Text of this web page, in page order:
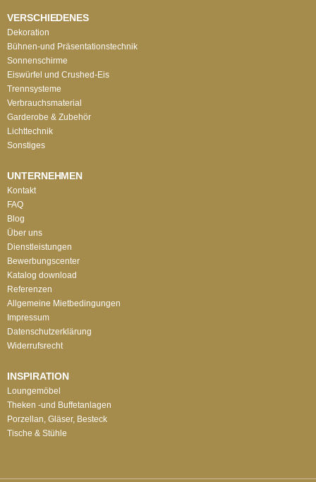
VERSCHIEDENES
Dekoration
Bühnen-und Präsentationstechnik
Sonnenschirme
Eiswürfel und Crushed-Eis
Trennsysteme
Verbrauchsmaterial
Garderobe & Zubehör
Lichttechnik
Sonstiges
UNTERNEHMEN
Kontakt
FAQ
Blog
Über uns
Dienstleistungen
Bewerbungscenter
Katalog download
Referenzen
Allgemeine Mietbedingungen
Impressum
Datenschutzerklärung
Widerrufsrecht
INSPIRATION
Loungemöbel
Theken -und Buffetanlagen
Porzellan, Gläser, Besteck
Tische & Stühle